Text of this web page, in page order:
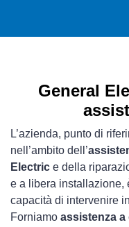
General
L’azienda, punto di
nell’ambito dell’
Electric e della
e a libera installazione,
capacità di intervenire
Forniamo assistenza a